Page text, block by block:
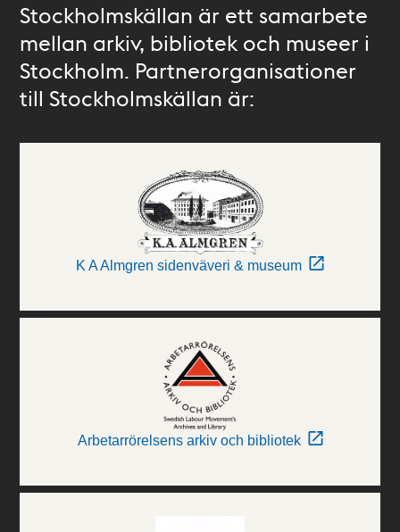
Stockholmskällan är ett samarbete
mellan arkiv, bibliotek och museer i
Stockholm. Partnerorganisationer
till Stockholmskällan är:
K A Almgren sidenväveri & museum
Arbetarrörelsens arkiv och bibliotek